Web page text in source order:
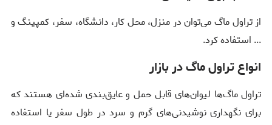
از تراول ماگ می‌توان در منزل، محل کار، دانشگاه، سفر، کمپینگ و
... استفاده کرد.
انواع تراول ماگ در بازار
تراول ماگ‌ها لیوان‌های قابل حمل و عایق‌بندی شده‌ای هستند که
برای نگهداری نوشیدنی‌های گرم و سرد در طول سفر یا استفاده